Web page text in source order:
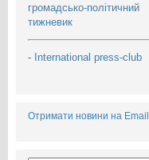
громадсько-політичний
тижневик
- International press-club
Отримати новини на Email